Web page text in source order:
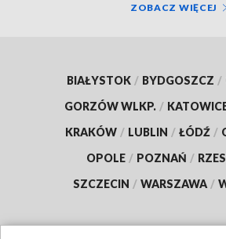
ZOBACZ WIĘCEJ
BIAŁYSTOK / BYDGOSZCZ /
GORZÓW WLKP. /
KRAKÓW / LUBLIN / ŁÓDŹ /
OPOLE / POZNAŃ /
SZCZECIN / WARSZAWA /